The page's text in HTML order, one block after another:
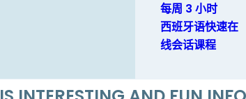
每周 3 小时
西班牙语快速在
线会话课程